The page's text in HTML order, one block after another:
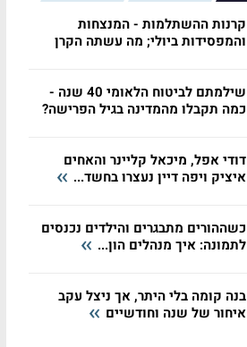
קרנות ההשתלמות - המנצחות
והמפסידות ביולי; מה עשתה הקרן
שילמתם לביטוח הלאומי 40 שנה -
כמה תקבלו מהמדינה בגיל הפרישה?
דודי אפל, מיכאל קליינר והאחים
איציק ויפה דיין נעצרו בחשד...
כשההורים מתבגרים והילדים נכנסים
לתמונה: איך מנהלים הון...
בנה קומה בלי היתר, אך ניצל עקב
איחור של שנה וחודשיים